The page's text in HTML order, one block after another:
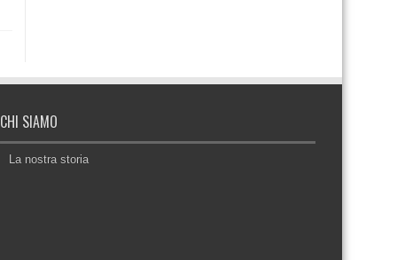
CHI SIAMO
La nostra storia